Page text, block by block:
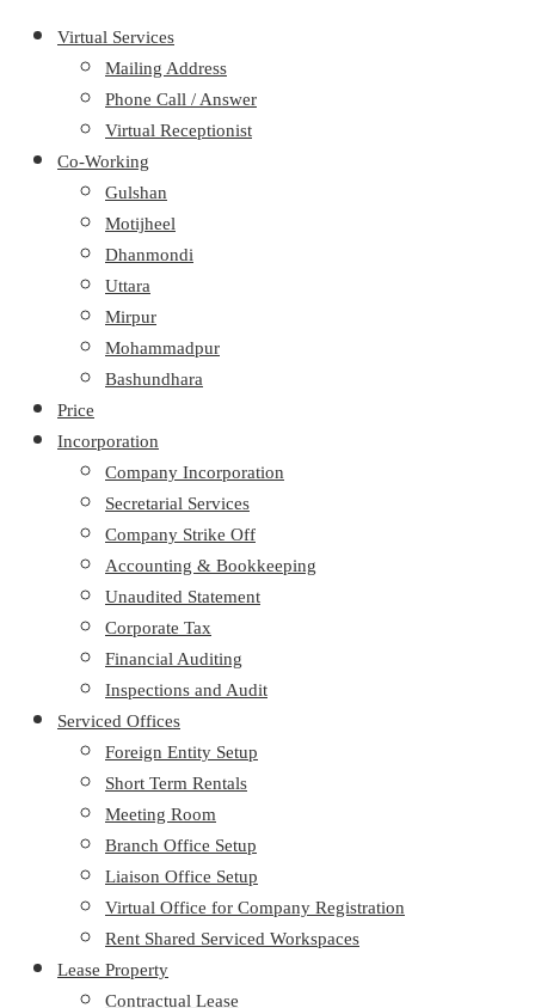
Virtual Services
Mailing Address
Phone Call / Answer
Virtual Receptionist
Co-Working
Gulshan
Motijheel
Dhanmondi
Uttara
Mirpur
Mohammadpur
Bashundhara
Price
Incorporation
Company Incorporation
Secretarial Services
Company Strike Off
Accounting & Bookkeeping
Unaudited Statement
Corporate Tax
Financial Auditing
Inspections and Audit
Serviced Offices
Foreign Entity Setup
Short Term Rentals
Meeting Room
Branch Office Setup
Liaison Office Setup
Virtual Office for Company Registration
Rent Shared Serviced Workspaces
Lease Property
Contractual Lease